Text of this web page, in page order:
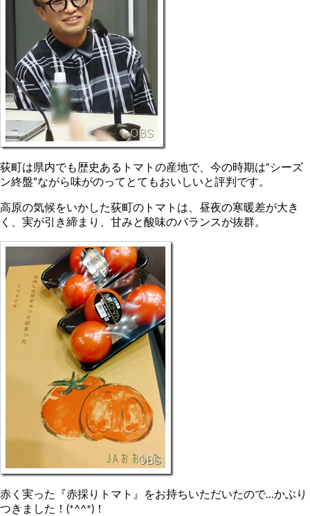
荻町は県内でも歴史あるトマトの産地で、今の時期は“シーズ
ン終盤”ながら味がのってとてもおいしいと評判です。
高原の気候をいかした荻町のトマトは、昼夜の寒暖差が大き
く、実が引き締まり、甘みと酸味のバランスが抜群。
赤く実った『赤採りトマト』をお持ちいただいたので…かぶり
つきました！(*^^*)！